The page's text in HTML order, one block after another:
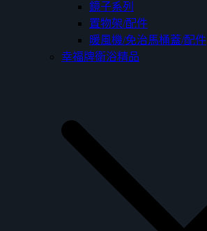
鏡子系列
置物架/配件
暖風機/免治馬桶蓋/配件
幸福牌衛浴精品